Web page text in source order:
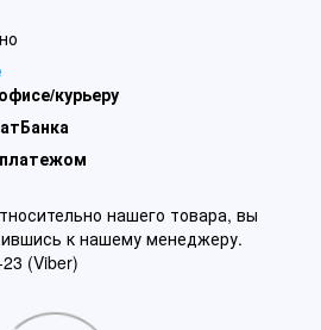
курьеру
нашего товара, вы
к нашему менеджеру.
(Viber)